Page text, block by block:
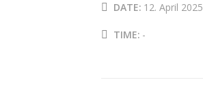
DATE: 12. April 2025
TIME: -